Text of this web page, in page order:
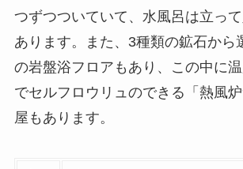
つずつついていて、水風呂は立っ
あります。また、3種類の鉱石から
の岩盤浴フロアもあり、この中に
でセルフロウリュのできる「熱風
屋もあります。